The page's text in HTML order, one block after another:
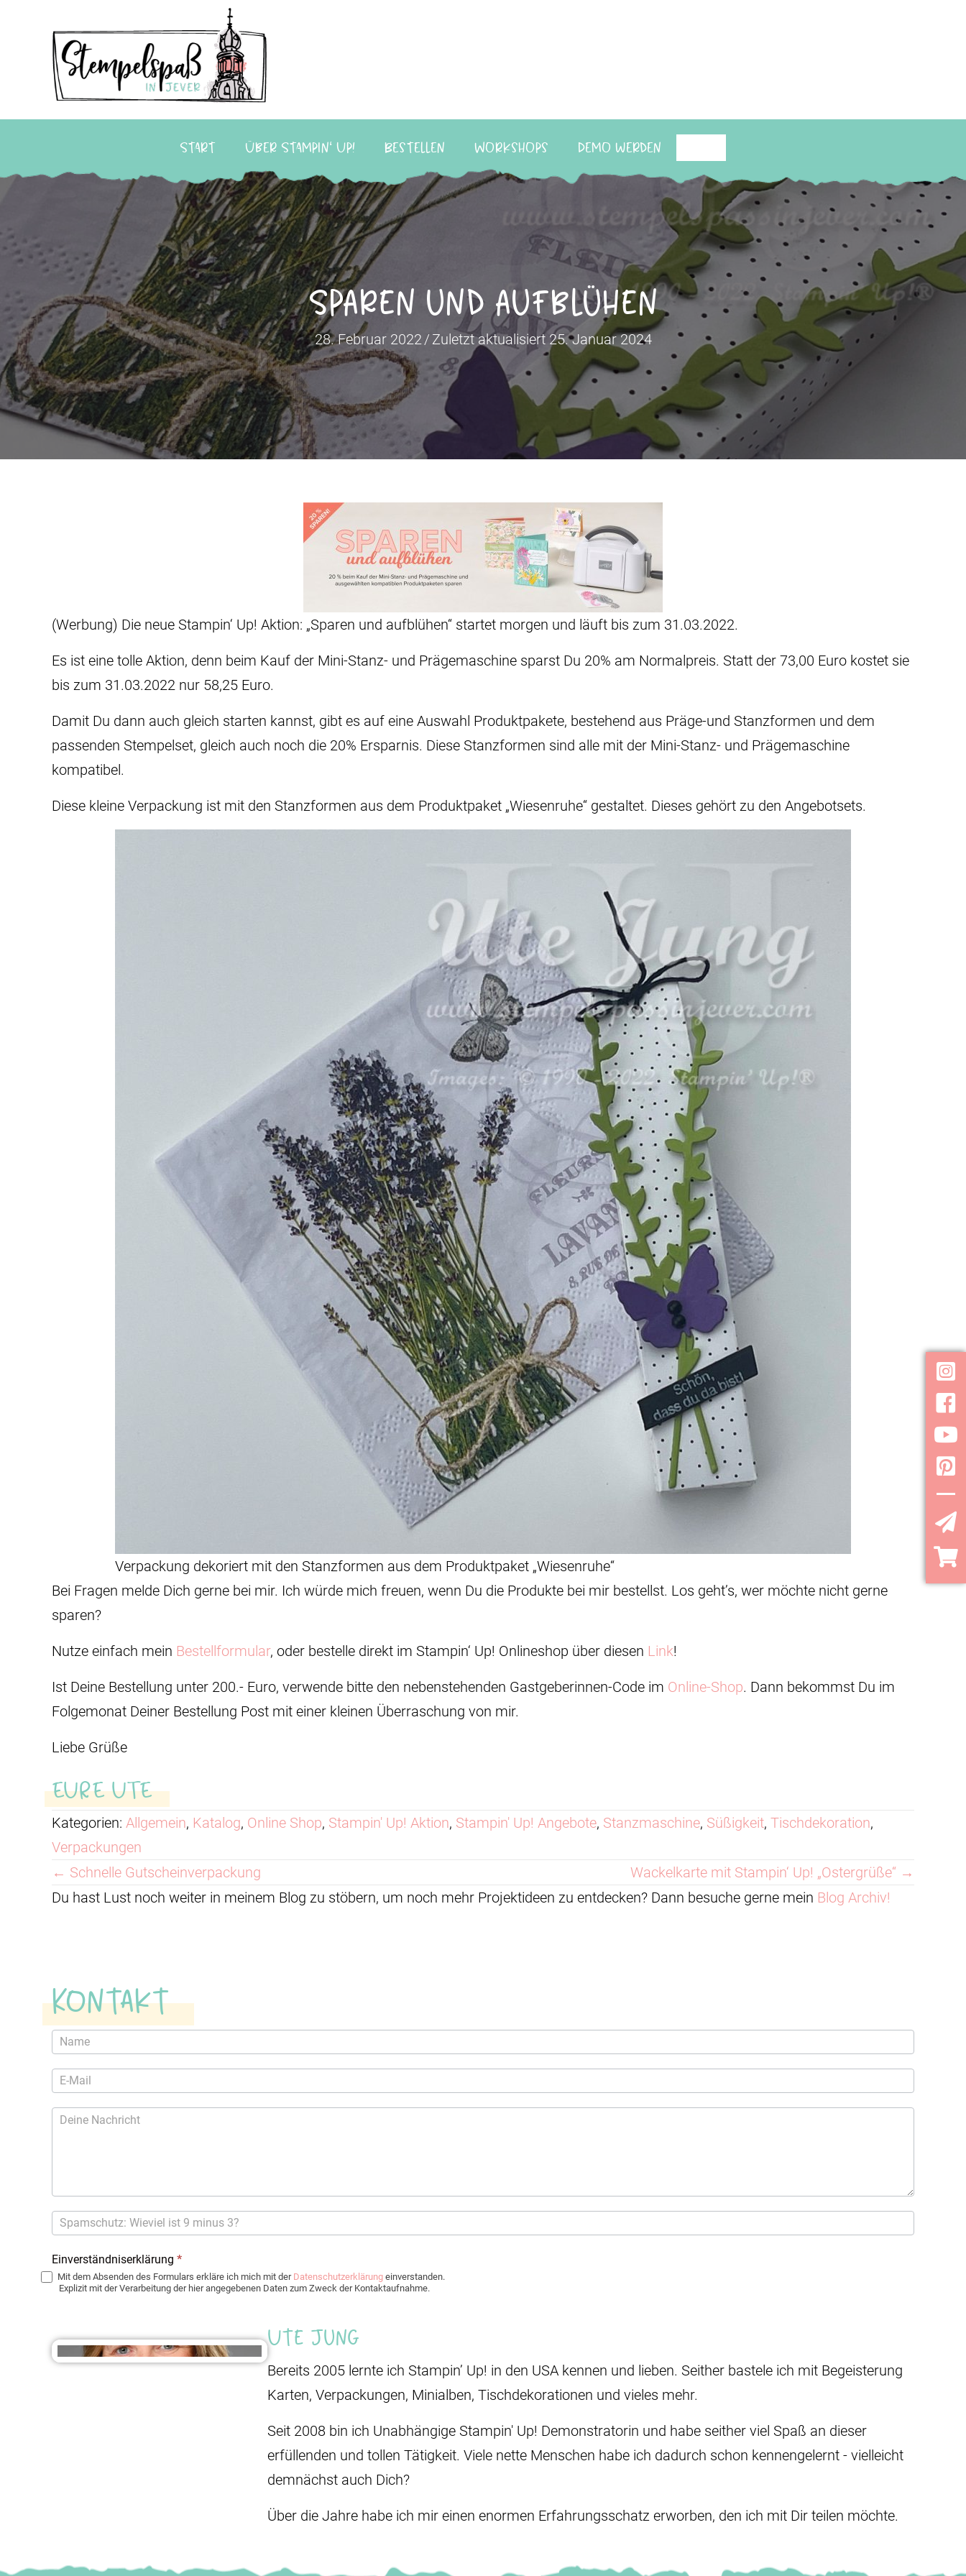
Start Über Stampin‘ Up! Bestellen Workshops Demo werden
Sparen und aufblühen
28. Februar 2022 / Zuletzt aktualisiert 25. Januar 2024
(Werbung) Die neue Stampin‘ Up! Aktion: „Sparen und aufblühen“ startet morgen und läuft bis zum 31.03.2022.
Es ist eine tolle Aktion, denn beim Kauf der Mini-Stanz- und Prägemaschine sparst Du 20% am Normalpreis. Statt der 73,00 Euro kostet sie
bis zum 31.03.2022 nur 58,25 Euro.
Damit Du dann auch gleich starten kannst, gibt es auf eine Auswahl Produktpakete, bestehend aus Präge-und Stanzformen und dem
passenden Stempelset, gleich auch noch die 20% Ersparnis. Diese Stanzformen sind alle mit der Mini-Stanz- und Prägemaschine
kompatibel.
Diese kleine Verpackung ist mit den Stanzformen aus dem Produktpaket „Wiesenruhe“ gestaltet. Dieses gehört zu den Angebotsets.
Verpackung dekoriert mit den Stanzformen aus dem Produktpaket „Wiesenruhe“
Bei Fragen melde Dich gerne bei mir. Ich würde mich freuen, wenn Du die Produkte bei mir bestellst. Los geht’s, wer möchte nicht gerne
sparen?
Nutze einfach mein Bestellformular, oder bestelle direkt im Stampin‘ Up! Onlineshop über diesen Link!
Ist Deine Bestellung unter 200.- Euro, verwende bitte den nebenstehenden Gastgeberinnen-Code im Online-Shop. Dann bekommst Du im
Folgemonat Deiner Bestellung Post mit einer kleinen Überraschung von mir.
Liebe Grüße
EURE UTE
Kategorien: Allgemein, Katalog, Online Shop, Stampin' Up! Aktion, Stampin' Up! Angebote, Stanzmaschine, Süßigkeit, Tischdekoration,
Verpackungen
Posts
← Schnelle Gutscheinverpackung
Wackelkarte mit Stampin‘ Up! „Ostergrüße“ →
Du hast Lust noch weiter in meinem Blog zu stöbern, um noch mehr Projektideen zu entdecken? Dann besuche gerne mein Blog Archiv!
Kontakt
Kontaktformular
Einverständniserklärung *
Mit dem Absenden des Formulars erkläre ich mich mit der Datenschutzerklärung einverstanden.
Explizit mit der Verarbeitung der hier angegebenen Daten zum Zweck der Kontaktaufnahme.
Ute Jung
Bereits 2005 lernte ich Stampin’ Up! in den USA kennen und lieben. Seither bastele ich mit Begeisterung
Karten, Verpackungen, Minialben, Tischdekorationen und vieles mehr.
Seit 2008 bin ich Unabhängige Stampin' Up! Demonstratorin und habe seither viel Spaß an dieser
erfüllenden und tollen Tätigkeit. Viele nette Menschen habe ich dadurch schon kennengelernt - vielleicht
demnächst auch Dich?
Über die Jahre habe ich mir einen enormen Erfahrungsschatz erworben, den ich mit Dir teilen möchte.